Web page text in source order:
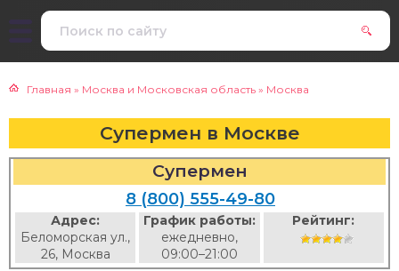
Главная » Москва и Московская область » Москва
Супермен в Москве
Супермен
8 (800) 555-49-80
Адрес:
Беломорская ул.,
26, Москва
График работы:
ежедневно,
09:00–21:00
Рейтинг: